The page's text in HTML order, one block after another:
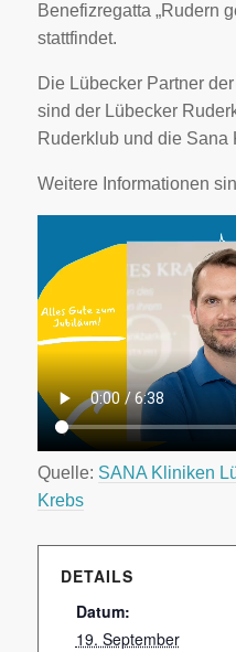
Benefizregatta „Rudern
stattfindet.
Die Lübecker Partner
sind der Lübecker
Ruderklub und die Sana
Weitere Informationen
Quelle: SANA Kliniken
Krebs
DETAILS
Datum:
19. September